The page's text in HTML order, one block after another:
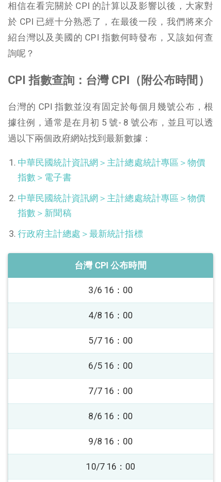
相信在看完關於 CPI 的計算以及影響以後，大家對
於 CPI 已經十分熟悉了，在最後一段，我們將來介
紹台灣以及美國的 CPI 指數何時發布，又該如何查
詢呢？
CPI 指數查詢：台灣 CPI（附公布時間）
台灣的 CPI 指數並沒有固定於每個月幾號公布，根
據往例，通常是在月初 5 號- 8 號公布，並且可以透
過以下兩個政府網站找到最新數據：
中華民國統計資訊網＞主計總處統計專區＞物價
指數＞電子書
中華民國統計資訊網＞主計總處統計專區＞物價
指數＞新聞稿
行政府主計總處＞最新統計指標
台灣 CPI 公布時間
3/6 16：00
4/8 16：00
5/7 16：00
6/5 16：00
7/7 16：00
8/6 16：00
9/8 16：00
10/7 16：00